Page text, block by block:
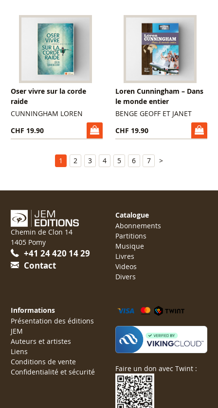
Oser vivre sur la corde
raide
CUNNINGHAM LOREN
CHF 19.90
Loren Cunningham – Dans
le monde entier
BENGE GEOFF ET JANET
CHF 19.90
1 2 3 4 5 6 7 >
Chemin de Clon 14
1405 Pomy
+41 24 420 14 29
Contact
Catalogue
Abonnements
Partitions
Musique
Livres
Videos
Divers
Informations
Présentation des éditions
JEM
Auteurs et artistes
Liens
Conditions de vente
Confidentialité et sécurité
Faire un don avec Twint :